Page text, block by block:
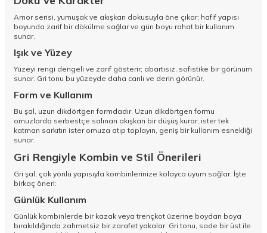
Amor serisi, yumuşak ve akışkan dokusuyla öne çıkar; hafif yapısı
boyunda zarif bir dökülme sağlar ve gün boyu rahat bir kullanım
sunar.
Işık ve Yüzey
Yüzeyi rengi dengeli ve zarif gösterir; abartısız, sofistike bir görünüm
sunar. Gri tonu bu yüzeyde daha canlı ve derin görünür.
Form ve Kullanım
Bu şal, uzun dikdörtgen formdadır. Uzun dikdörtgen formu
omuzlarda serbestçe salınan akışkan bir düşüş kurar; ister tek
katman sarkıtın ister omuza atıp toplayın, geniş bir kullanım esnekliği
sunar.
Gri Rengiyle Kombin ve Stil Önerileri
Gri şal, çok yönlü yapısıyla kombinlerinize kolayca uyum sağlar. İşte
birkaç öneri:
Günlük Kullanım
Günlük kombinlerde bir kazak veya trençkot üzerine boydan boya
bırakıldığında zahmetsiz bir zarafet yakalar. Gri tonu, sade bir üst ile